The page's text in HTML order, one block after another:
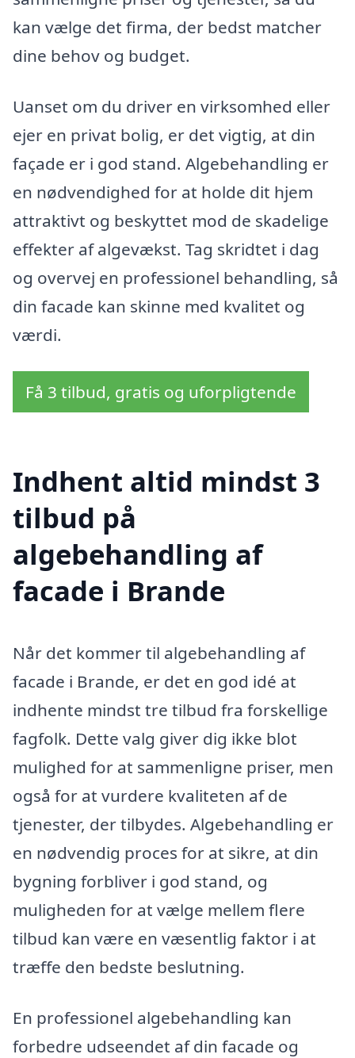
kan vælge det firma, der bedst matcher
dine behov og budget.
Uanset om du driver en virksomhed eller
ejer en privat bolig, er det vigtig, at din
façade er i god stand. Algebehandling er
en nødvendighed for at holde dit hjem
attraktivt og beskyttet mod de skadelige
effekter af algevækst. Tag skridtet i dag
og overvej en professionel behandling, så
din facade kan skinne med kvalitet og
værdi.
Få 3 tilbud, gratis og uforpligtende
Indhent altid mindst 3
tilbud på
algebehandling af
facade i Brande
Når det kommer til algebehandling af
facade i Brande, er det en god idé at
indhente mindst tre tilbud fra forskellige
fagfolk. Dette valg giver dig ikke blot
mulighed for at sammenligne priser, men
også for at vurdere kvaliteten af de
tjenester, der tilbydes. Algebehandling er
en nødvendig proces for at sikre, at din
bygning forbliver i god stand, og
muligheden for at vælge mellem flere
tilbud kan være en væsentlig faktor i at
træffe den bedste beslutning.
En professionel algebehandling kan
forbedre udseendet af din facade og